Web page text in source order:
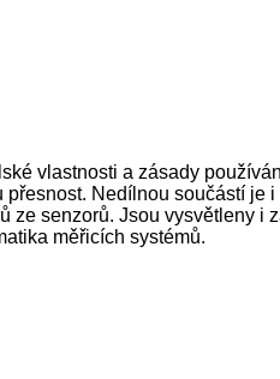
vlastnosti a zásady
Nedílnou součástí je
senzorů. Jsou vysvětleny i
měřicích systémů.